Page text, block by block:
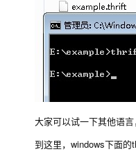
大家可以试一下其他语言
到这里，windows下面的